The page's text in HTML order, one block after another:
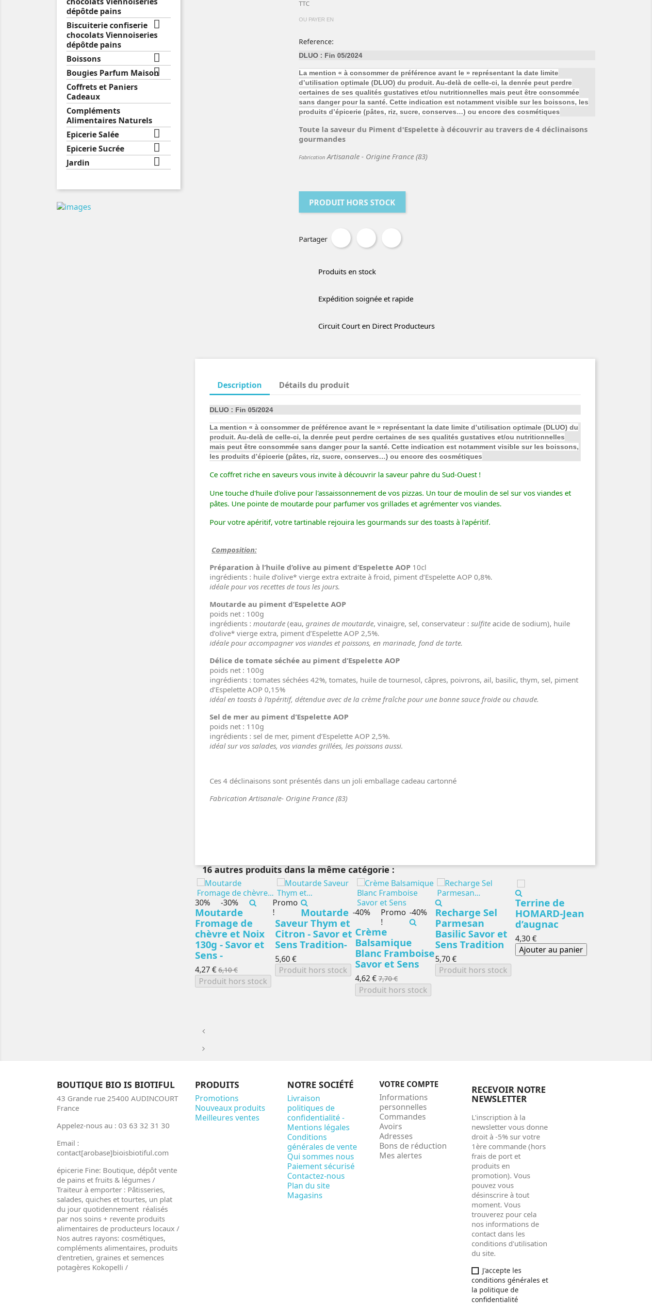
dépôtde pains
Biscuiterie confiserie
chocolats Viennoiseries
dépôtde pains

Boissons 
Bougies Parfum Maison

Coffrets et Paniers
Cadeaux
Compléments
Alimentaires Naturels
Epicerie Salée

Epicerie Sucrée 
Jardin 
TTC
OU PAYER EN
Reference:
DLUO : Fin 05/2024
La mention « à consommer de préférence avant le » représentant la date limite
d’utilisation optimale (DLUO) du produit. Au-delà de celle-ci, la denrée peut perdre
certaines de ses qualités gustatives et/ou nutritionnelles mais peut être consommée
sans danger pour la santé. Cette indication est notamment visible sur les boissons, les
produits d’épicerie (pâtes, riz, sucre, conserves…) ou encore des cosmétiques
Toute la saveur du Piment d'Espelette à découvrir au travers de 4 déclinaisons
gourmandes
FabricationArtisanale - Origine France (83)
PRODUIT HORS STOCK
Partager
Produits en stock
Expédition soignée et rapide
Circuit Court en Direct Producteurs
Description Détails du produit
DLUO : Fin 05/2024
La mention « à consommer de préférence avant le » représentant la date limite d’utilisation optimale (DLUO) du
produit. Au-delà de celle-ci, la denrée peut perdre certaines de ses qualités gustatives et/ou nutritionnelles
mais peut être consommée sans danger pour la santé. Cette indication est notamment visible sur les boissons,
les produits d’épicerie (pâtes, riz, sucre, conserves…) ou encore des cosmétiques
Ce coffret riche en saveurs vous invite à découvrir la saveur pahre du Sud-Ouest !
Une touche d'huile d'olive pour l'assaissonnement de vos pizzas. Un tour de moulin de sel sur vos viandes et
pâtes. Une pointe de moutarde pour parfumer vos grillades et agrémenter vos viandes.
Pour votre apéritif, votre tartinable rejouira les gourmands sur des toasts à l'apéritif.
Composition:
Préparation à l’huile d’olive au piment d’Espelette AOP 10cl
ingrédients : huile d’olive* vierge extra extraite à froid, piment d’Espelette AOP 0,8%.
idéale pour vos recettes de tous les jours.
Moutarde au piment d’Espelette AOP
poids net : 100g
ingrédients : moutarde (eau, graines de moutarde, vinaigre, sel, conservateur : sulfite acide de sodium), huile
d’olive* vierge extra, piment d’Espelette AOP 2,5%.
idéale pour accompagner vos viandes et poissons, en marinade, fond de tarte.
Délice de tomate séchée au piment d’Espelette AOP
poids net : 100g
ingrédients : tomates séchées 42%, tomates, huile de tournesol, câpres, poivrons, ail, basilic, thym, sel, piment
d’Espelette AOP 0,15%
idéal en toasts à l’apéritif, détendue avec de la crème fraîche pour une bonne sauce froide ou chaude.
Sel de mer au piment d’Espelette AOP
poids net : 110g
ingrédients : sel de mer, piment d’Espelette AOP 2,5%.
idéal sur vos salades, vos viandes grillées, les poissons aussi.
Ces 4 déclinaisons sont présentés dans un joli emballage cadeau cartonné
Fabrication Artisanale- Origine France (83)
16 autres produits dans la même catégorie :
-30% -30%
Moutarde
Fromage de
chèvre et Noix
130g - Savor et
Sens -
4,27 € 6,10 €
Produit hors stock
Promo
!
Moutarde
Saveur Thym et
Citron - Savor et
Sens Tradition-
5,60 €
Produit hors stock
-40%
Promo
!
-40%
Crème
Balsamique
Blanc Framboise
Savor et Sens
4,62 € 7,70 €
Produit hors stock
Recharge Sel
Parmesan
Basilic Savor et
Sens Tradition
5,70 €
Produit hors stock
Terrine de
HOMARD-Jean
d’augnac
4,30 €
Ajouter au panier
BOUTIQUE BIO IS BIOTIFUL
43 Grande rue 25400 AUDINCOURT
France
Appelez-nous au : 03 63 32 31 30
Email :
contact[arobase]bioisbiotiful.com
épicerie Fine: Boutique, dépôt vente
de pains et fruits & légumes /
Traiteur à emporter : Pâtisseries,
salades, quiches et tourtes, un plat
du jour quotidennement réalisés
par nos soins + revente produits
alimentaires de producteurs locaux /
Nos autres rayons: cosmétiques,
compléments alimentaires, produits
d'entretien, graines et semences
potagères Kokopelli /
PRODUITS
Promotions
Nouveaux produits
Meilleures ventes
NOTRE SOCIÉTÉ
Livraison
politiques de
confidentialité -
Mentions légales
Conditions
générales de vente
Qui sommes nous
Paiement sécurisé
Contactez-nous
Plan du site
Magasins
VOTRE COMPTE
Informations
personnelles
Commandes
Avoirs
Adresses
Bons de réduction
Mes alertes
RECEVOIR NOTRE
NEWSLETTER
L'inscription à la
newsletter vous donne
droit à -5% sur votre
1ère commande (hors
frais de port et
produits en
promotion). Vous
pouvez vous
désinscrire à tout
moment. Vous
trouverez pour cela
nos informations de
contact dans les
conditions d'utilisation
du site.
J'accepte les
conditions générales et
la politique de
confidentialité